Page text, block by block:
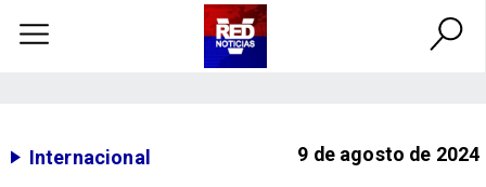
Internacional 9 de agosto de 2024